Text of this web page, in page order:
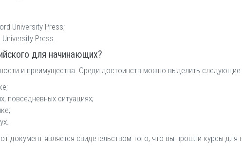
University Press;
Press.
для начинающих?
и преимущества. Среди достоинств можно выделить
повседневных ситуациях;
документ является свидетельством того, что вы прошли курсы